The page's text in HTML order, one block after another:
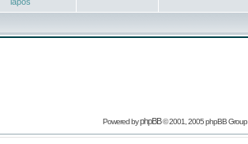
Powered byphpBB© 2001, 2005 phpBB Group